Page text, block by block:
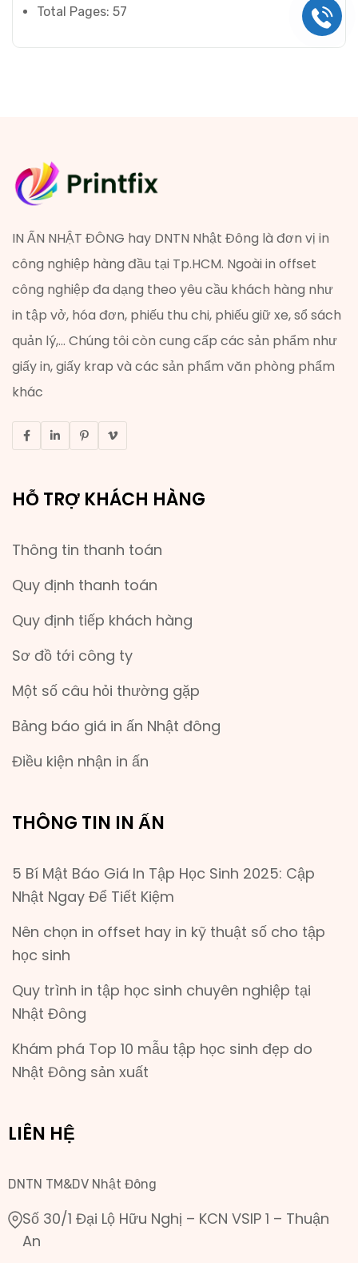
Total Pages: 57
IN ẤN NHẬT ĐÔNG hay DNTN Nhật Đông là đơn vị in
công nghiệp hàng đầu tại Tp.HCM. Ngoài in offset
công nghiệp đa dạng theo yêu cầu khách hàng như
in tập vở, hóa đơn, phiếu thu chi, phiếu giữ xe, sổ sách
quản lý,... Chúng tôi còn cung cấp các sản phẩm như
giấy in, giấy krap và các sản phẩm văn phòng phẩm
khác
HỖ TRỢ KHÁCH HÀNG
Thông tin thanh toán
Quy định thanh toán
Quy định tiếp khách hàng
Sơ đồ tới công ty
Một số câu hỏi thường gặp
Bảng báo giá in ấn Nhật đông
Điều kiện nhận in ấn
THÔNG TIN IN ẤN
5 Bí Mật Báo Giá In Tập Học Sinh 2025: Cập
Nhật Ngay Để Tiết Kiệm
Nên chọn in offset hay in kỹ thuật số cho tập
học sinh
Quy trình in tập học sinh chuyên nghiệp tại
Nhật Đông
Khám phá Top 10 mẫu tập học sinh đẹp do
Nhật Đông sản xuất
LIÊN HỆ
DNTN TM&DV Nhật Đông
Số 30/1 Đại Lộ Hữu Nghị – KCN VSIP 1 – Thuận
An